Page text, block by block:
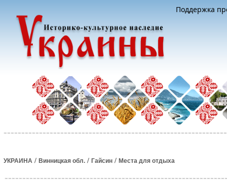
Поддержка
УКРАИНА / Винницкая обл. / Гайсин / Места для отдыха